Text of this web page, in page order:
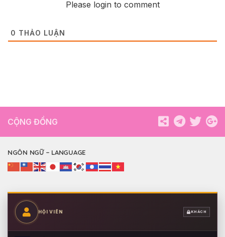
Please login to comment
0 THẢO LUẬN
CỘNG ĐỒNG
NGÔN NGỮ – LANGUAGE
HỘI VIÊN KHÁCH